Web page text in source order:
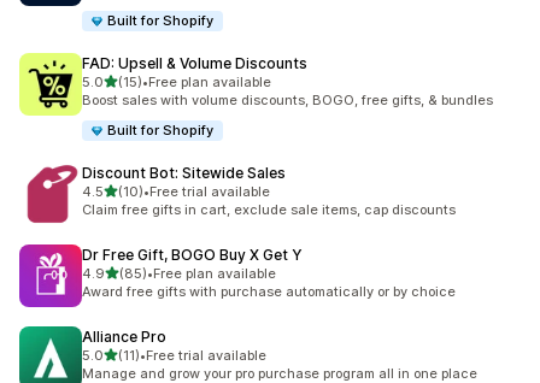
Built for Shopify
FAD: Upsell & Volume Discounts
5.05つ星中
(15)
合計レビュー数：15件
•Free plan available
Boost sales with volume discounts, BOGO, free gifts, & bundles
Built for Shopify
Discount Bot: Sitewide Sales
4.55つ星中
(10)
合計レビュー数：10件
•Free trial available
Claim free gifts in cart, exclude sale items, cap discounts
Dr Free Gift, BOGO Buy X Get Y
4.95つ星中
(85)
合計レビュー数：85件
•Free plan available
Award free gifts with purchase automatically or by choice
Alliance Pro
5.05つ星中
(11)
合計レビュー数：11件
•Free trial available
Manage and grow your pro purchase program all in one place